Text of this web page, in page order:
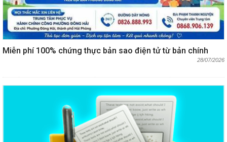
Miễn phí 100% chứng thực bản sao điện tử từ bản chính
28/07/2026